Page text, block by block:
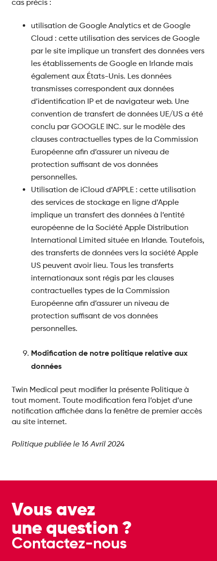
cas précis :
utilisation de Google Analytics et de Google
Cloud : cette utilisation des services de Google
par le site implique un transfert des données vers
les établissements de Google en Irlande mais
également aux États-Unis. Les données
transmisses correspondent aux données
d’identification IP et de navigateur web. Une
convention de transfert de données UE/US a été
conclu par GOOGLE INC. sur le modèle des
clauses contractuelles types de la Commission
Européenne afin d’assurer un niveau de
protection suffisant de vos données
personnelles.
Utilisation de iCloud d’APPLE : cette utilisation
des services de stockage en ligne d’Apple
implique un transfert des données à l’entité
européenne de la Société Apple Distribution
International Limited située en Irlande. Toutefois,
des transferts de données vers la société Apple
US peuvent avoir lieu. Tous les transferts
internationaux sont régis par les clauses
contractuelles types de la Commission
Européenne afin d’assurer un niveau de
protection suffisant de vos données
personnelles.
Modification de notre politique relative aux
données
Twin Medical peut modifier la présente Politique à
tout moment. Toute modification fera l’objet d’une
notification affichée dans la fenêtre de premier accès
au site internet.
Politique publiée le 16 Avril 2024
Vous avez
une question ?
Contactez-nous